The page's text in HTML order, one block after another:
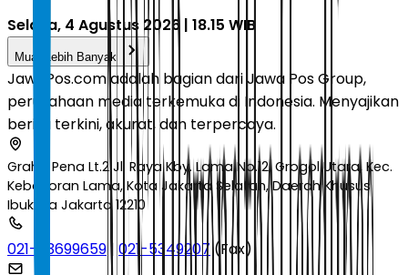
Selasa, 4 Agustus 2026 | 18.15 WIB
Muat Lebih Banyak
JawaPos.com adalah bagian dari Jawa Pos Group,
perusahaan media terkemuka di Indonesia. Menyajikan
berita terkini, akurat, dan terpercaya.
Graha Pena Lt.2 Jl. Raya Kby. Lama No.12, Grogol Utara, Kec.
Kebayoran Lama, Kota Jakarta Selatan, Daerah Khusus
Ibukota Jakarta 12210
021-53699659| 021-5349207(Fax)